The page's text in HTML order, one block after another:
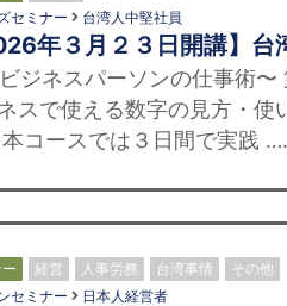
セミナー 台湾人中堅社員
年３月２３日開講】
ジネスパーソンの仕事術
スで使える数字の見方・
コースでは３日間で実践
経営 人事労務 台湾事情 その他
セミナー 日本人経営者